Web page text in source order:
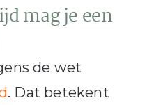
mag je een
de wet
. Dat betekent